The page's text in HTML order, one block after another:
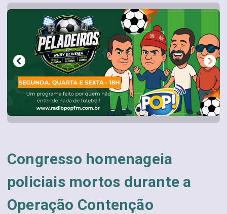
Congresso homenageia
policiais mortos durante a
Operação Contenção